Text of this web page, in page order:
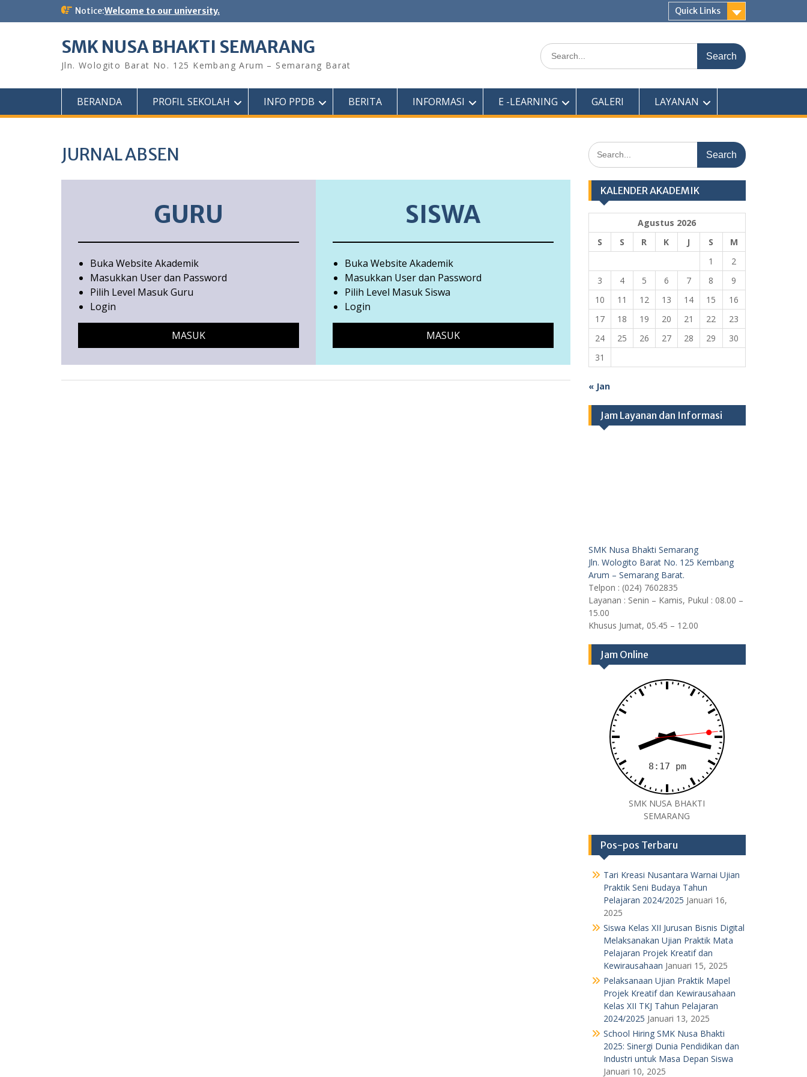
Notice:Welcome to our university. Quick Links
SMK NUSA BHAKTI SEMARANG
Jln. Wologito Barat No. 125 Kembang Arum – Semarang Barat
Search
for:
BERANDA PROFIL SEKOLAH INFO PPDB BERITA INFORMASI E -LEARNING GALERI LAYANAN
JURNAL ABSEN
GURU
Buka Website Akademik
Masukkan User dan Password
Pilih Level Masuk Guru
Login
MASUK
SISWA
Buka Website Akademik
Masukkan User dan Password
Pilih Level Masuk Siswa
Login
MASUK
Search
for:
KALENDER AKADEMIK
Agustus 2026
S
S R K J S
M
1
2
3
4 5 6 7 8
9
10
11 12 13 14 15
16
17
18 19 20 21 22
23
24
25 26 27 28 29
30
31
« Jan
Jam Layanan dan Informasi
SMK Nusa Bhakti Semarang
Jln. Wologito Barat No. 125 Kembang
Arum – Semarang Barat.
Telpon : (024) 7602835
Layanan : Senin – Kamis, Pukul : 08.00 –
15.00
Khusus Jumat, 05.45 – 12.00
Jam Online
SMK NUSA BHAKTI
SEMARANG
Pos-pos Terbaru
Tari Kreasi Nusantara Warnai Ujian
Praktik Seni Budaya Tahun
Pelajaran 2024/2025 Januari 16,
2025
Siswa Kelas XII Jurusan Bisnis Digital
Melaksanakan Ujian Praktik Mata
Pelajaran Projek Kreatif dan
Kewirausahaan Januari 15, 2025
Pelaksanaan Ujian Praktik Mapel
Projek Kreatif dan Kewirausahaan
Kelas XII TKJ Tahun Pelajaran
2024/2025 Januari 13, 2025
School Hiring SMK Nusa Bhakti
2025: Sinergi Dunia Pendidikan dan
Industri untuk Masa Depan Siswa
Januari 10, 2025